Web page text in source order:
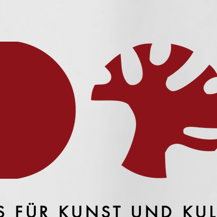
FÜR KUNST UND